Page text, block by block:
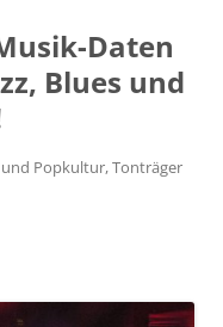
Daten
Blues und
und Popkultur, Tonträger